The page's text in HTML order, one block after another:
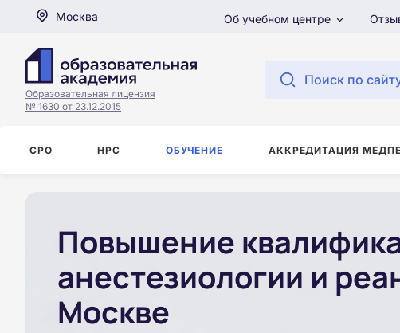
Москва Об учебном центре
Образовательная лицензия
№ 1630 от 23.12.2015
Поиск по
СРО НРС ОБУЧЕНИЕ АККРЕДИТАЦИЯ
Повышение
анестезиологии и
Москве